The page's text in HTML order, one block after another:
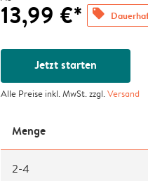
13,99 €* offers
Jetzt starten
Alle Preise inkl. MwSt. zzgl.Versand
Menge
2-4